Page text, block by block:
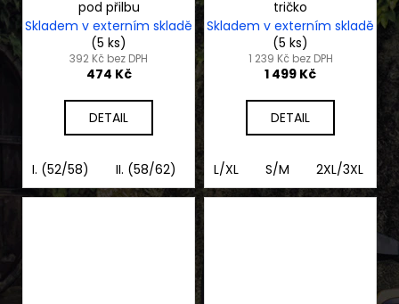
pod přilbu
Skladem v externím skladě
(5 ks)
392 Kč bez DPH
474 Kč
DETAIL
I. (52/58) II. (58/62)
tričko
Skladem v externím skladě
(5 ks)
1 239 Kč bez DPH
1 499 Kč
DETAIL
L/XL S/M 2XL/3XL